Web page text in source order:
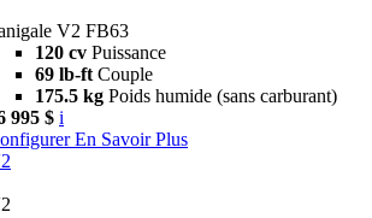
V2 FB63
120 cv Puissance
69 lb-ft Couple
175.5 kg Poids humide (sans carburant)
995 $ i
En Savoir Plus